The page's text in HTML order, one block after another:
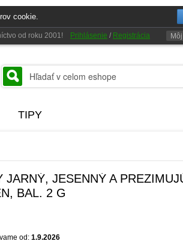
cookie.
od roku 2001! Prihlásenie / Registrácia
TIPY
JARNÝ, JESENNÝ A
BAL. 2 G
od: 1.9.2026